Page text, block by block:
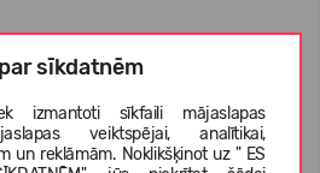
sīkdatnēm
izmantoti sīkfaili mājaslapas
veiktspējai, analītikai,
un reklāmām. Noklikšķinot uz " ES